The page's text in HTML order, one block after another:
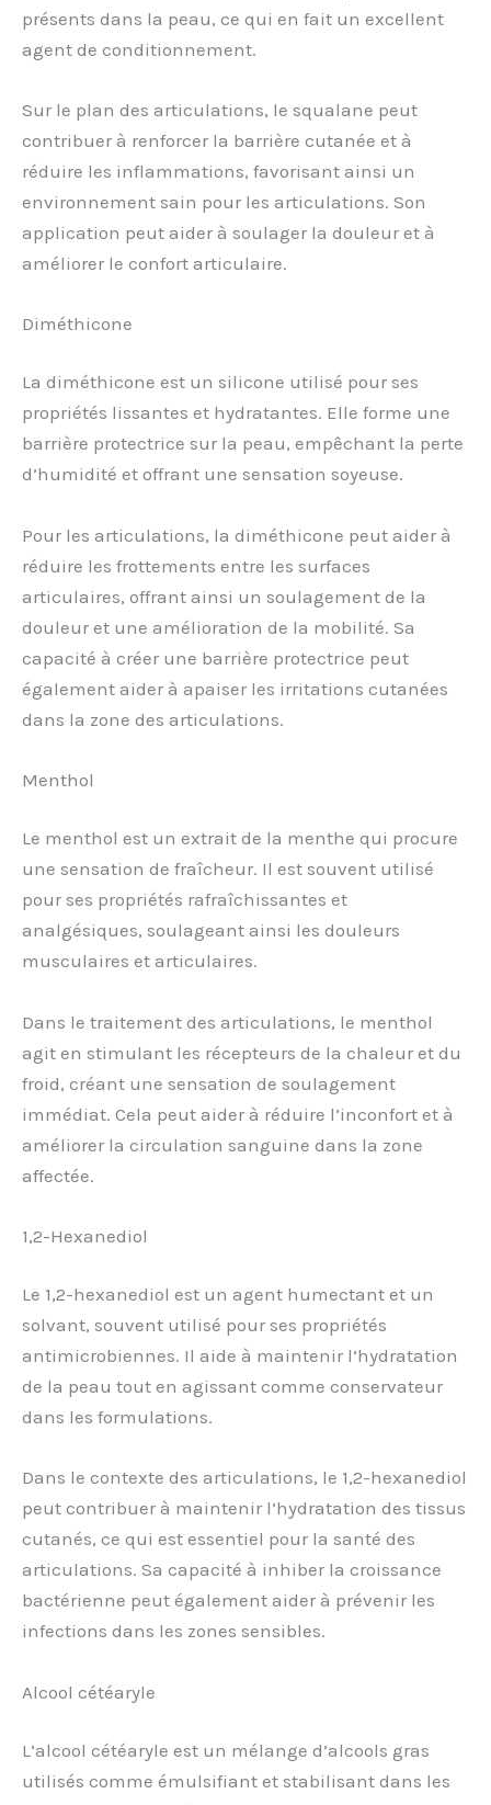
présents dans la peau, ce qui en fait un excellent
agent de conditionnement.
Sur le plan des articulations, le squalane peut
contribuer à renforcer la barrière cutanée et à
réduire les inflammations, favorisant ainsi un
environnement sain pour les articulations. Son
application peut aider à soulager la douleur et à
améliorer le confort articulaire.
Diméthicone
La diméthicone est un silicone utilisé pour ses
propriétés lissantes et hydratantes. Elle forme une
barrière protectrice sur la peau, empêchant la perte
d’humidité et offrant une sensation soyeuse.
Pour les articulations, la diméthicone peut aider à
réduire les frottements entre les surfaces
articulaires, offrant ainsi un soulagement de la
douleur et une amélioration de la mobilité. Sa
capacité à créer une barrière protectrice peut
également aider à apaiser les irritations cutanées
dans la zone des articulations.
Menthol
Le menthol est un extrait de la menthe qui procure
une sensation de fraîcheur. Il est souvent utilisé
pour ses propriétés rafraîchissantes et
analgésiques, soulageant ainsi les douleurs
musculaires et articulaires.
Dans le traitement des articulations, le menthol
agit en stimulant les récepteurs de la chaleur et du
froid, créant une sensation de soulagement
immédiat. Cela peut aider à réduire l’inconfort et à
améliorer la circulation sanguine dans la zone
affectée.
1,2-Hexanediol
Le 1,2-hexanediol est un agent humectant et un
solvant, souvent utilisé pour ses propriétés
antimicrobiennes. Il aide à maintenir l’hydratation
de la peau tout en agissant comme conservateur
dans les formulations.
Dans le contexte des articulations, le 1,2-hexanediol
peut contribuer à maintenir l’hydratation des tissus
cutanés, ce qui est essentiel pour la santé des
articulations. Sa capacité à inhiber la croissance
bactérienne peut également aider à prévenir les
infections dans les zones sensibles.
Alcool cétéaryle
L’alcool cétéaryle est un mélange d’alcools gras
utilisés comme émulsifiant et stabilisant dans les